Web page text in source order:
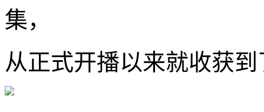
集，
从正式开播以来就收获